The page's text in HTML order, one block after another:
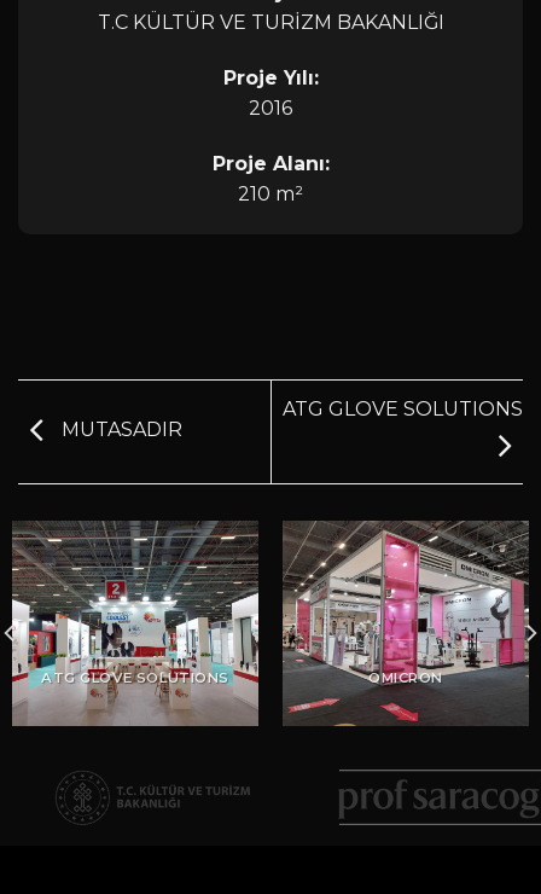
T.C KÜLTÜR VE TURİZM BAKANLIĞI
Proje Yılı:
2016
Proje Alanı:
210 m²
MUTASADIR
ATG GLOVE SOLUTIONS
ATG GLOVE SOLUTIONS OMICRON